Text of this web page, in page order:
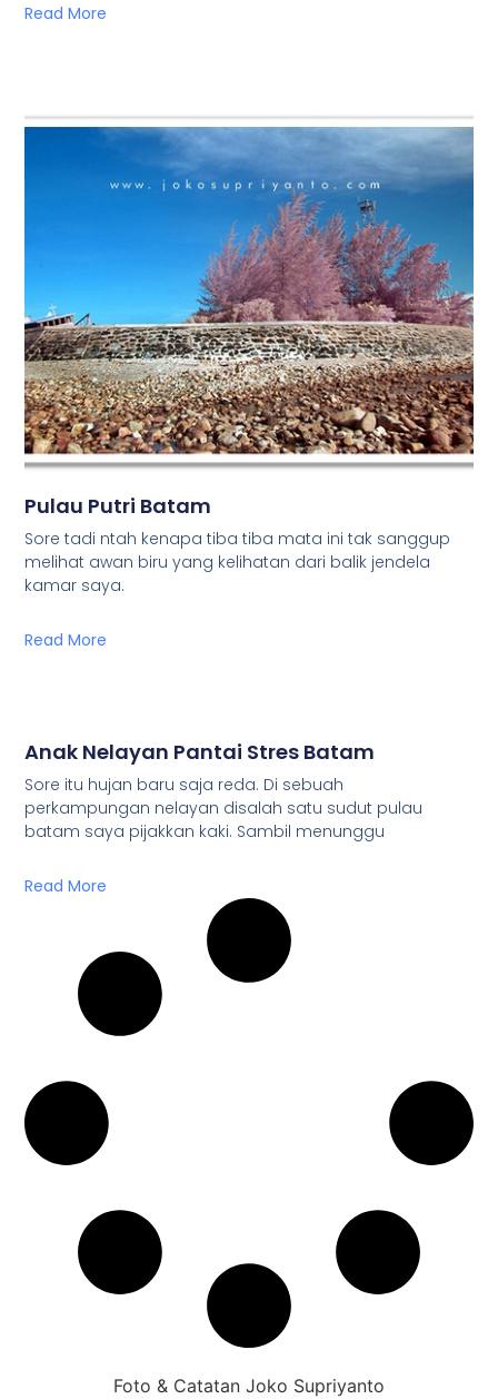
Read More
Pulau Putri Batam
Sore tadi ntah kenapa tiba tiba mata ini tak sanggup
melihat awan biru yang kelihatan dari balik jendela
kamar saya.
Read More
Anak Nelayan Pantai Stres Batam
Sore itu hujan baru saja reda. Di sebuah
perkampungan nelayan disalah satu sudut pulau
batam saya pijakkan kaki. Sambil menunggu
Read More
Foto & Catatan Joko Supriyanto